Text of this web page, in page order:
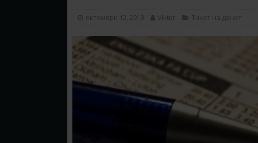
октомври 12, 2018 Viktor Тикет на денот